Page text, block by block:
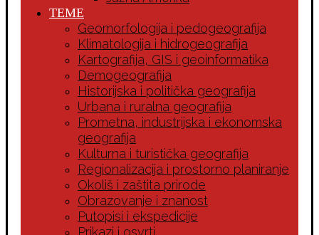
TEME
Geomorfologija i pedogeografija
Klimatologija i hidrogeografija
Kartografija, GIS i geoinformatika
Demogeografija
Historijska i politička geografija
Urbana i ruralna geografija
Prometna, industrijska i ekonomska
geografija
Kulturna i turistička geografija
Regionalizacija i prostorno planiranje
Okoliš i zaštita prirode
Obrazovanje i znanost
Putopisi i ekspedicije
Prikazi i osvrti